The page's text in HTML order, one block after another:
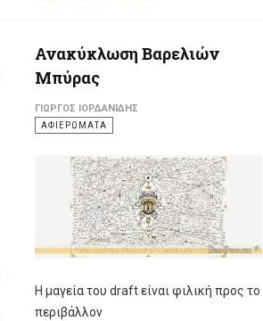
Ανακύκλωση Βαρελιών
Μπύρας
ΓΙΏΡΓΟΣ ΙΟΡΔΑΝΊΔΗΣ
ΑΦΙΕΡΩΜΑΤΑ
Η μαγεία του draft είναι φιλική προς το
περιβάλλον